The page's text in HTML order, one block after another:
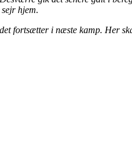
hjem.
fortsætter i næste kamp. Her